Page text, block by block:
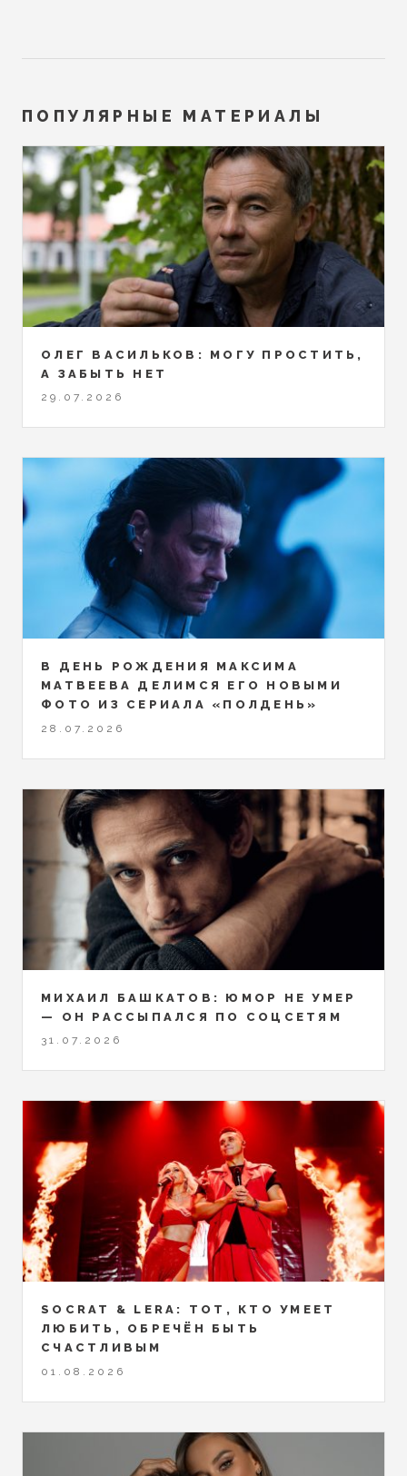
ПОПУЛЯРНЫЕ МАТЕРИАЛЫ
ОЛЕГ ВАСИЛЬКОВ: МОГУ ПРОСТИТЬ,
А ЗАБЫТЬ НЕТ
29.07.2026
В ДЕНЬ РОЖДЕНИЯ МАКСИМА
МАТВЕЕВА ДЕЛИМСЯ ЕГО НОВЫМИ
ФОТО ИЗ СЕРИАЛА «ПОЛДЕНЬ»
28.07.2026
МИХАИЛ БАШКАТОВ: ЮМОР НЕ УМЕР
— ОН РАССЫПАЛСЯ ПО СОЦСЕТЯМ
31.07.2026
SOCRAT & LERA: ТОТ, КТО УМЕЕТ
ЛЮБИТЬ, ОБРЕЧЁН БЫТЬ
СЧАСТЛИВЫМ
01.08.2026